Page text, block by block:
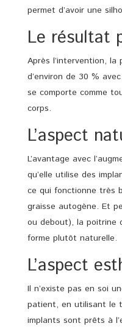
permet d’avoir une
Le résultat
Après l’intervention,
d’environ de 30 %
se comporte comme
corps.
L’aspect
L’avantage avec
qu’elle utilise des
ce qui fonctionne très
graisse autogène. Et
ou debout), la poitrine
forme plutôt naturelle.
L’aspect
Il n’existe pas en soi
patient, en utilisant le
implants sont prêts à